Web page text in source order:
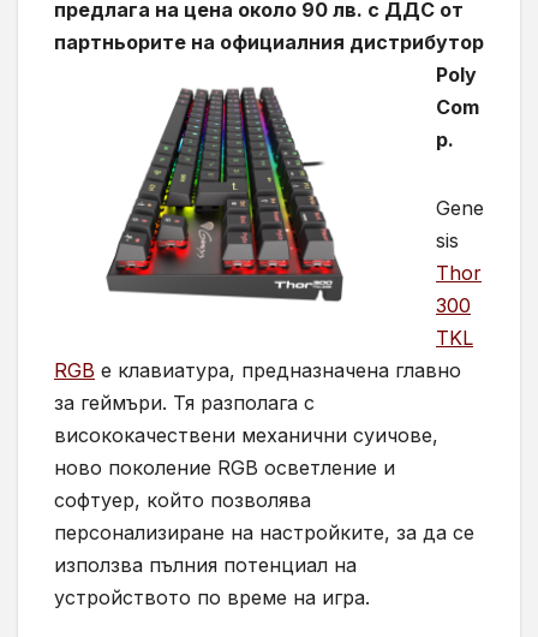
предлага на цена около 90 лв. с ДДС от
партньорите на официалния дистрибутор
Poly
Com
p.
Gene
sis
Thor
300
TKL
RGB е клавиатура, предназначена главно
за геймъри. Тя разполага с
висококачествени механични суичове,
ново поколение RGB осветление и
софтуер, който позволява
персонализиране на настройките, за да се
използва пълния потенциал на
устройството по време на игра.